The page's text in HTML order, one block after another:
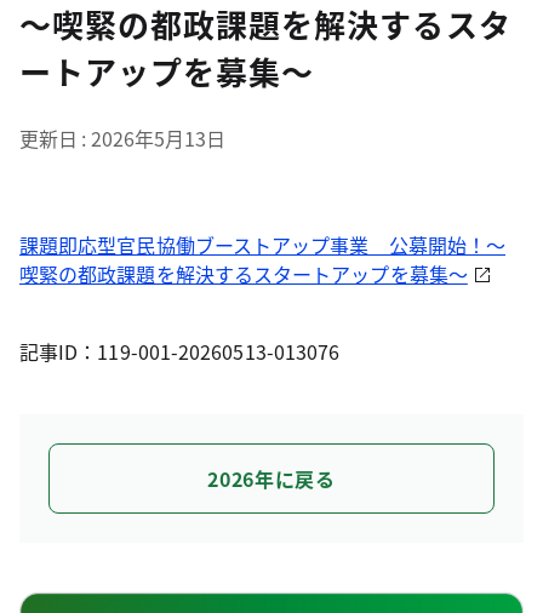
～喫緊の都政課題を解決するスタ
ートアップを募集～
更新日 2026年5月13日
課題即応型官民協働ブーストアップ事業 公募開始！～
喫緊の都政課題を解決するスタートアップを募集～
記事ID：119-001-20260513-013076
2026年に戻る